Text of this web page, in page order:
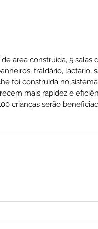
área construída, 5 salas
fraldário, lactário,
foi construída no
mais rapidez e
crianças serão